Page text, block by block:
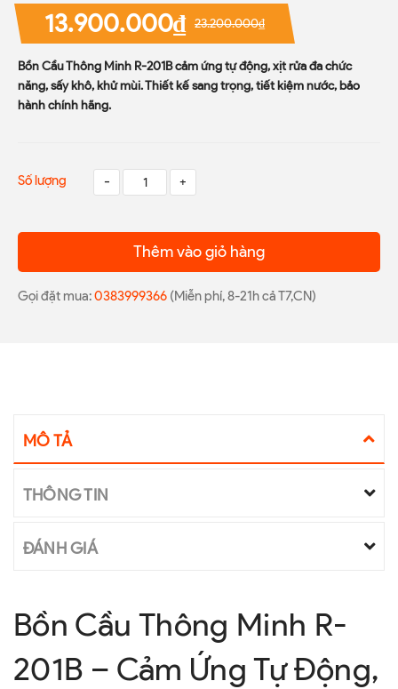
13.900.000₫ 23.200.000₫
Bồn Cầu Thông Minh R-201B cảm ứng tự động, xịt rửa đa chức
năng, sấy khô, khử mùi. Thiết kế sang trọng, tiết kiệm nước, bảo
hành chính hãng.
Số lượng - +
Thêm vào giỏ hàng
Gọi đặt mua:0383999366 (Miễn phí, 8-21h cả T7,CN)
MÔ TẢ
THÔNG TIN
ĐÁNH GIÁ
Bồn Cầu Thông Minh R-
201B – Cảm Ứng Tự Động,